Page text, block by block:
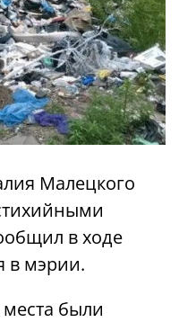
Малецкого
в ходе
в мэрии.
места были